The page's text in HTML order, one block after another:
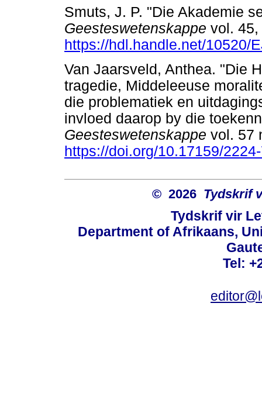
Smuts, J. P. "Die Akademie
Geesteswetenskappe vol. 45,
https://hdl.handle.net/10520/
Van Jaarsveld, Anthea. "Die
tragedie, Middeleeuse
die problematiek en
invloed daarop by die
Geesteswetenskappe vol. 57
https://doi.org/10.17159/
© 2026 Tydskrif
Tydskrif vir
Department of Afrikaans,
Tel: